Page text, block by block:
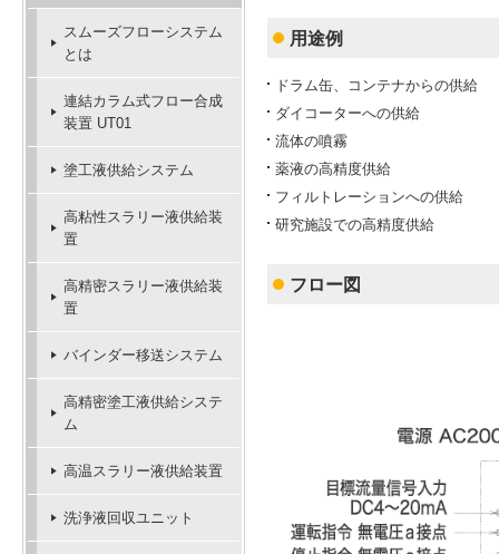
用途例
ドラム缶、コンテナからの供給
ダイコーターへの供給
流体の噴霧
薬液の高精度供給
フィルトレーションへの供給
研究施設での高精度供給
フロー図
スムーズフローシステム
とは
連結カラム式フロー合成
装置 UT01
塗工液供給システム
高粘性スラリー液供給装
置
高精密スラリー液供給装
置
バインダー移送システム
高精密塗工液供給システ
ム
高温スラリー液供給装置
洗浄液回収ユニット